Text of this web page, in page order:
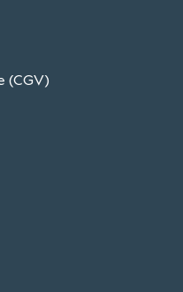
(CGV)